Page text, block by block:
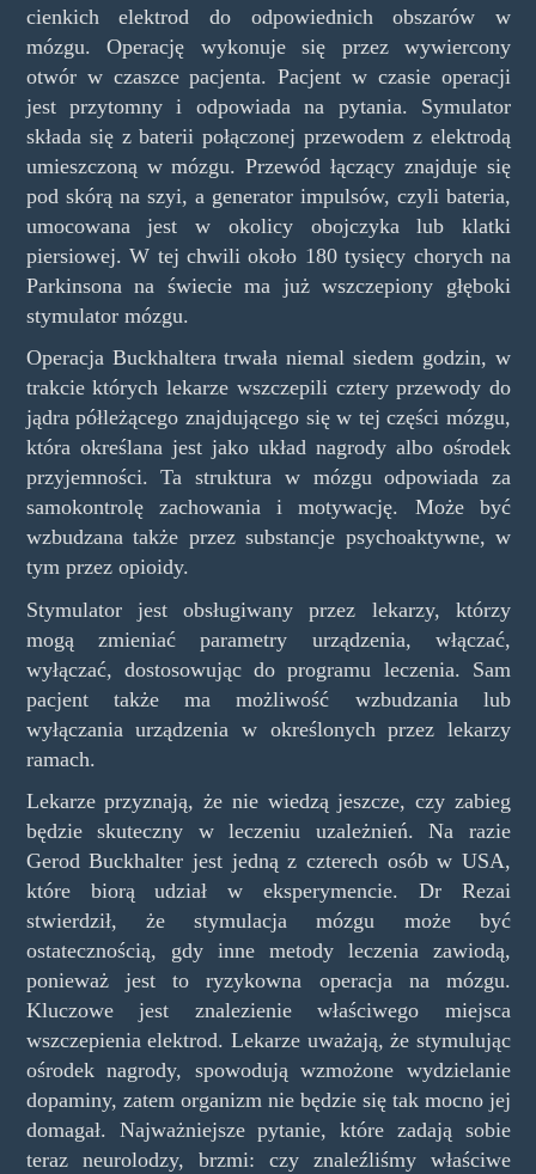
cienkich elektrod do odpowiednich obszarów w
mózgu. Operację wykonuje się przez wywiercony
otwór w czaszce pacjenta. Pacjent w czasie operacji
jest przytomny i odpowiada na pytania. Symulator
składa się z baterii połączonej przewodem z elektrodą
umieszczoną w mózgu. Przewód łączący znajduje się
pod skórą na szyi, a generator impulsów, czyli bateria,
umocowana jest w okolicy obojczyka lub klatki
piersiowej. W tej chwili około 180 tysięcy chorych na
Parkinsona na świecie ma już wszczepiony głęboki
stymulator mózgu.
Operacja Buckhaltera trwała niemal siedem godzin, w
trakcie których lekarze wszczepili cztery przewody do
jądra półleżącego znajdującego się w tej części mózgu,
która określana jest jako układ nagrody albo ośrodek
przyjemności. Ta struktura w mózgu odpowiada za
samokontrolę zachowania i motywację. Może być
wzbudzana także przez substancje psychoaktywne, w
tym przez opioidy.
Stymulator jest obsługiwany przez lekarzy, którzy
mogą zmieniać parametry urządzenia, włączać,
wyłączać, dostosowując do programu leczenia. Sam
pacjent także ma możliwość wzbudzania lub
wyłączania urządzenia w określonych przez lekarzy
ramach.
Lekarze przyznają, że nie wiedzą jeszcze, czy zabieg
będzie skuteczny w leczeniu uzależnień. Na razie
Gerod Buckhalter jest jedną z czterech osób w USA,
które biorą udział w eksperymencie. Dr Rezai
stwierdził, że stymulacja mózgu może być
ostatecznością, gdy inne metody leczenia zawiodą,
ponieważ jest to ryzykowna operacja na mózgu.
Kluczowe jest znalezienie właściwego miejsca
wszczepienia elektrod. Lekarze uważają, że stymulując
ośrodek nagrody, spowodują wzmożone wydzielanie
dopaminy, zatem organizm nie będzie się tak mocno jej
domagał. Najważniejsze pytanie, które zadają sobie
teraz neurolodzy, brzmi: czy znaleźliśmy właściwe